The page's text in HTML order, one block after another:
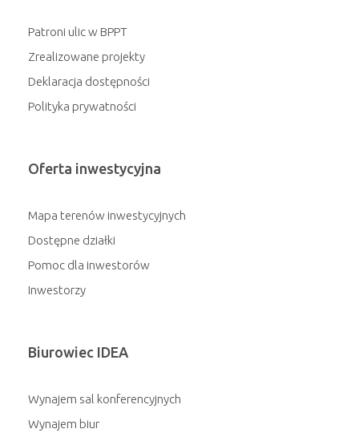
Patroni ulic w BPPT
Zrealizowane projekty
Deklaracja dostępności
Polityka prywatności
Oferta inwestycyjna
Mapa terenów inwestycyjnych
Dostępne działki
Pomoc dla inwestorów
Inwestorzy
Biurowiec IDEA
Wynajem sal konferencyjnych
Wynajem biur